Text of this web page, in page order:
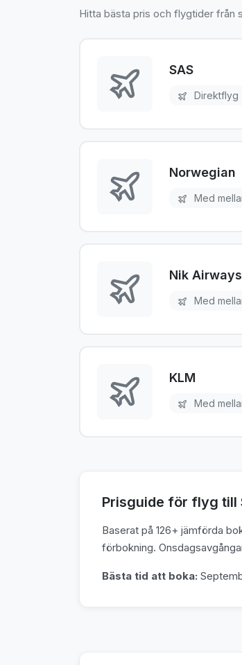
Hitta bästa pris och flygtider från
SAS
Direktflyg
Norwegian
Med
Nik Airways
Med
KLM
Med
Prisguide för flyg till
Baserat på 126+ jämförda
förbokning.
Bästa tid att boka: